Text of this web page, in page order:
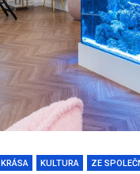
KRÁSA KULTURA ZE